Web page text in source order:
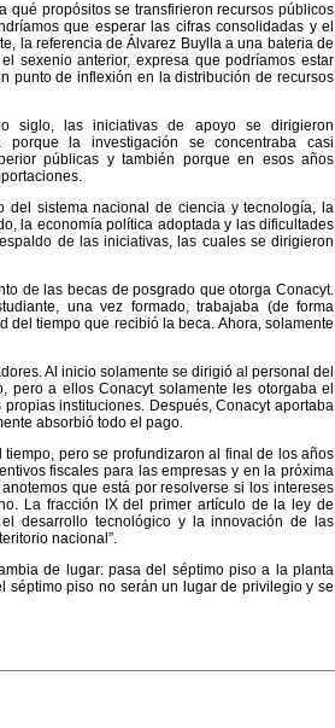
qué propósitos se transfirieron recursos públicos
que esperar las cifras consolidadas y el
la referencia de Álvarez Buylla a una bateria de
sexenio anterior, expresa que podríamos estar
punto de inflexión en la distribución de recursos
siglo, las iniciativas de apoyo se dirigieron
la investigación se concentraba casi
públicas y también porque en esos años
del sistema nacional de ciencia y tecnología, la
la economía política adoptada y las dificultades
de las iniciativas, las cuales se dirigieron
de las becas de posgrado que otorga Conacyt.
una vez formado, trabajaba (de forma
tiempo que recibió la beca. Ahora, solamente
Al inicio solamente se dirigió al personal del
a ellos Conacyt solamente les otorgaba el
instituciones. Después, Conacyt aportaba
absorbió todo el pago.
pero se profundizaron al final de los años
fiscales para las empresas y en la próxima
que está por resolverse si los intereses
La fracción IX del primer artículo de la ley de
desarrollo tecnológico y la innovación de las
nacional”.
de lugar: pasa del séptimo piso a la planta
séptimo piso no serán un lugar de privilegio y se